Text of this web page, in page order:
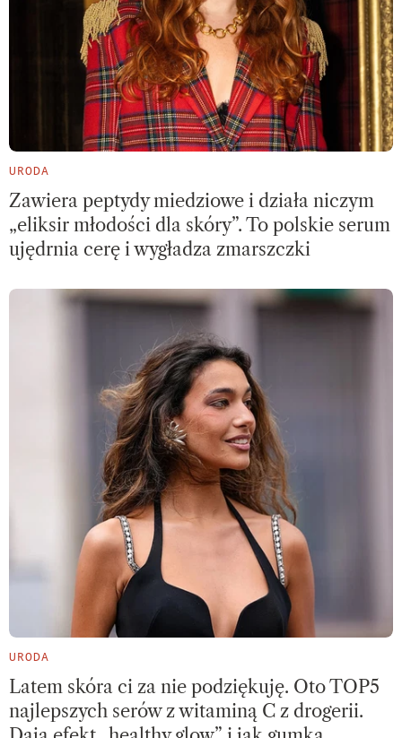
URODA
Zawiera peptydy miedziowe i działa niczym
„eliksir młodości dla skóry”. To polskie serum
ujędrnia cerę i wygładza zmarszczki
URODA
Latem skóra ci za nie podziękuję. Oto TOP5
najlepszych serów z witaminą C z drogerii.